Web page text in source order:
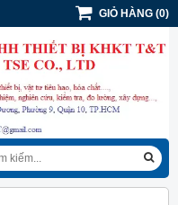
GIỎ HÀNG (0)